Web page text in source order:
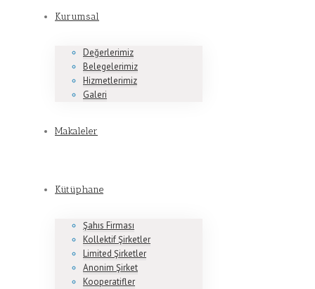
Kurumsal
Değerlerimiz
Belegelerimiz
Hizmetlerimiz
Galeri
Makaleler
Kütüphane
Şahıs Firması
Kollektif Şirketler
Limited Şirketler
Anonim Şirket
Kooperatifler